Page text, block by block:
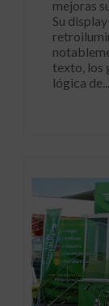
mejoras
Su
texto, los
lógica de...